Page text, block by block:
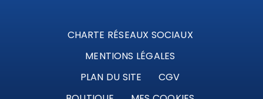
CHARTE RÉSEAUX SOCIAUX
MENTIONS LÉGALES
PLAN DU SITE
CGV